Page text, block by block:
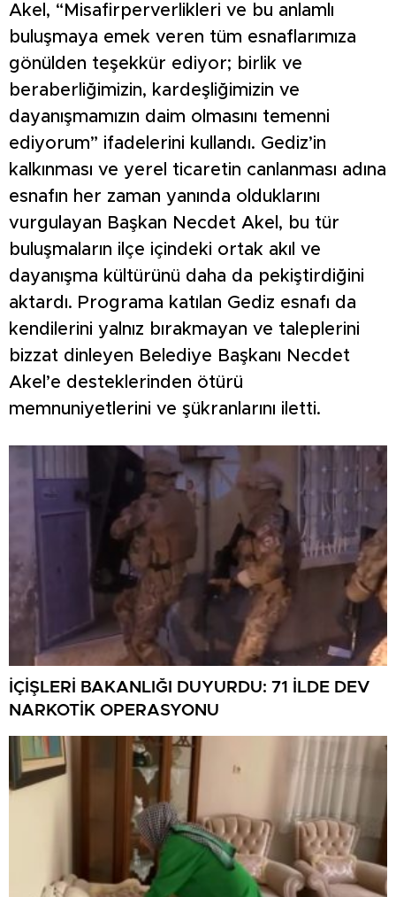
Akel, “Misafirperverlikleri ve bu anlamlı
buluşmaya emek veren tüm esnaflarımıza
gönülden teşekkür ediyor; birlik ve
beraberliğimizin, kardeşliğimizin ve
dayanışmamızın daim olmasını temenni
ediyorum” ifadelerini kullandı. Gediz’in
kalkınması ve yerel ticaretin canlanması adına
esnafın her zaman yanında olduklarını
vurgulayan Başkan Necdet Akel, bu tür
buluşmaların ilçe içindeki ortak akıl ve
dayanışma kültürünü daha da pekiştirdiğini
aktardı. Programa katılan Gediz esnafı da
kendilerini yalnız bırakmayan ve taleplerini
bizzat dinleyen Belediye Başkanı Necdet
Akel’e desteklerinden ötürü
memnuniyetlerini ve şükranlarını iletti.
İÇİŞLERİ BAKANLIĞI DUYURDU: 71 İLDE DEV
NARKOTİK OPERASYONU